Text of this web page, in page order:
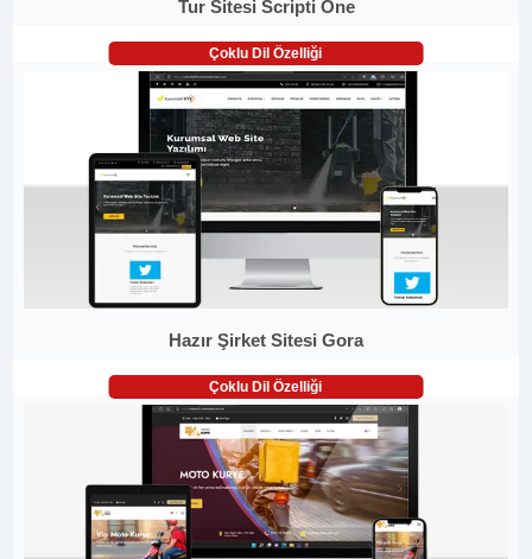
Tur Sitesi Scripti One
Çoklu Dil Özelliği
Hazır Şirket Sitesi Gora
Çoklu Dil Özelliği